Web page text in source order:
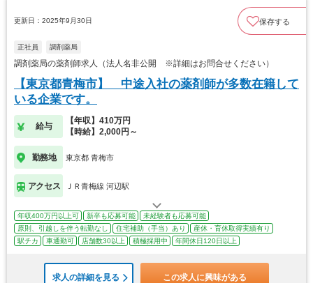
更新日：2025年9月30日 保存する
正社員 調剤薬局
調剤薬局の薬剤師求人（法人名非公開 ※詳細はお問合せください）
【東京都青梅市】 中途入社の薬剤師が多数在籍して
いる企業です。
給与
【年収】410万円
【時給】2,000円～
勤務地 東京都 青梅市
アクセス ＪＲ青梅線 河辺駅
年収400万円以上可 新卒も応募可能
未経験者も応募可能
原則、引越しを伴う転勤なし
住宅補助（手当）あり
産休・育休取得実績有り
駅チカ
車通勤可 店舗数30以上 積極採用中 年間休日120日以上
求人の詳細を見る この求人に興味がある